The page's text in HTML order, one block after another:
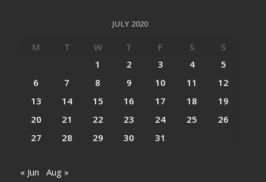
JULY 2020
M T W T F S
S
1
2 3 4
5
6
7 8 9 10 11
12
13
14 15 16 17 18
19
20
21 22 23 24 25
26
27
28 29 30 31
« Jun Aug »